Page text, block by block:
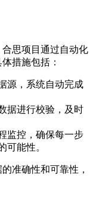
思项目通过自动化
措施包括：
源，系统自动完成
据进行校验，及时
监控，确保每一步
可能性。
准确性和可靠性，